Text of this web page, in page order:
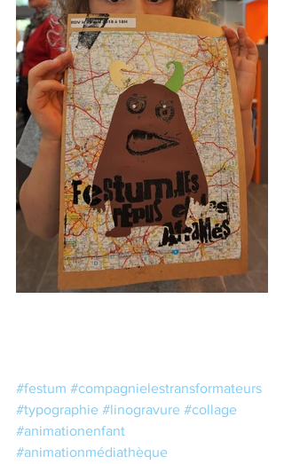
#festum #compagnielestransformateurs
#typographie #linogravure #collage
#animationenfant
#animationmédiathèque